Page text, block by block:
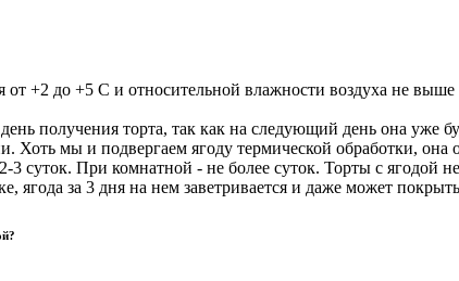
от +2 до +5 С и относительной влажности воздуха не
получения торта, так как на следующий день она уже
Хоть мы и подвергаем ягоду термической обработки,
3 суток. При комнатной - не более суток. Торты с ягодой
ягода за 3 дня на нем заветривается и даже может